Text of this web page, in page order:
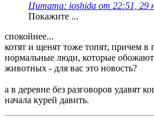
Цитата: ioshida от 22:51, 29
Покажите ...
спокойнее...
котят и щенят тоже топят, причем в
нормальные люди, которые
животных - для вас это новость?
а в деревне без разговоров удавят
начала курей давить.